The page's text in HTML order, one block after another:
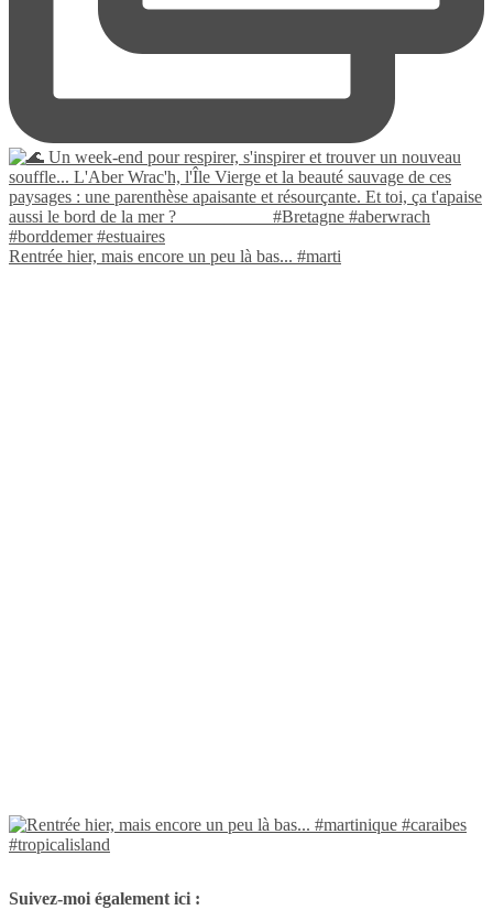
Rentrée hier, mais encore un peu là bas... #marti
Suivez-moi également ici :